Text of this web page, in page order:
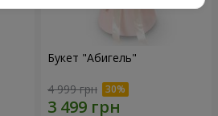
Букет "Абигель"
4 999 грн